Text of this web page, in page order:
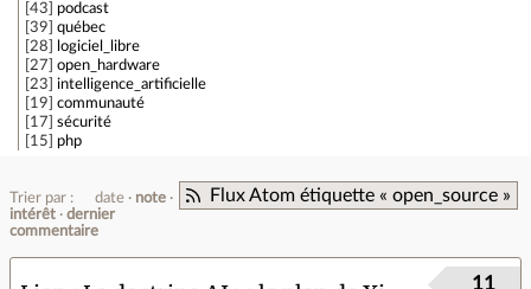
43
podcast
39
québec
28
logiciel_libre
27
open_hardware
23
intelligence_artificielle
19
communauté
17
sécurité
15
php
Flux Atom étiquette « open_source »
Trier par : date
note
intérêt
dernier
commentaire
11